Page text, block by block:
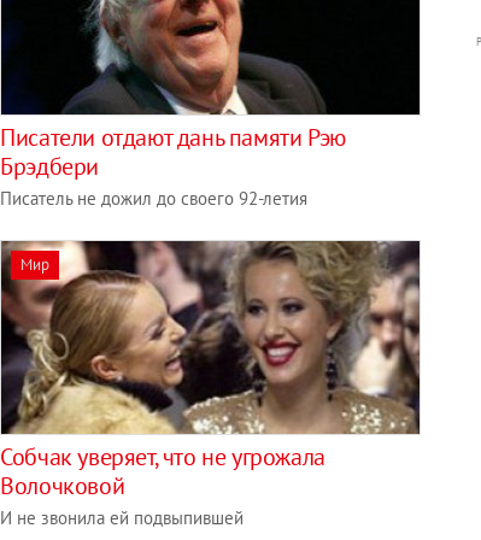
Писатели отдают дань памяти Рэю
Брэдбери
Писатель не дожил до своего 92-летия
Мир
Собчак уверяет, что не угрожала
Волочковой
И не звонила ей подвыпившей